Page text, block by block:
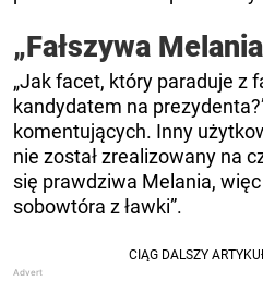
„Fałszywa
„Jak facet, który paraduje z
kandydatem na
komentujących. Inny
nie został zrealizowany na
się prawdziwa Melania,
sobowtóra z ławki”.